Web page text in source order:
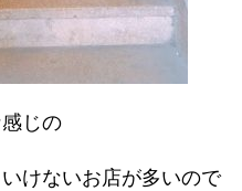
じの
けないお店が多いので